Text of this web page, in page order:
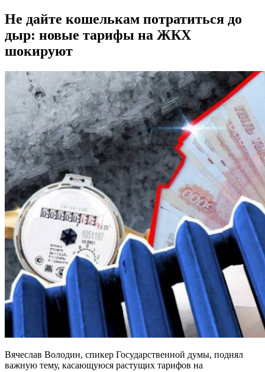
Не дайте кошелькам потратиться до
дыр: новые тарифы на ЖКХ
шокируют
Вячеслав Володин, спикер Государственной думы, поднял
важную тему, касающуюся растущих тарифов на